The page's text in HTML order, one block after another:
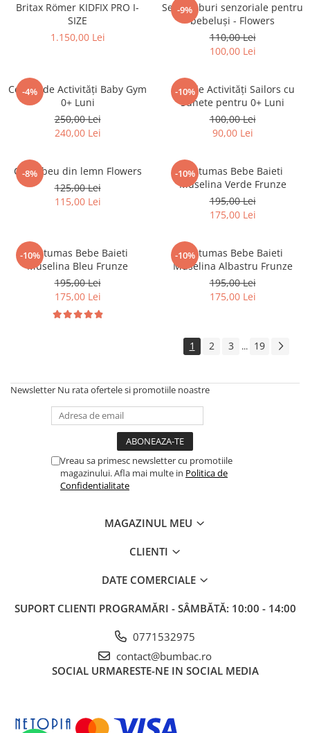
Britax Römer KIDFIX PRO I-
SIZE
1.150,00 Lei
-9%
Set 4 cuburi senzoriale pentru
bebeluși - Flowers
110,00 Lei
100,00 Lei
-4%
Centru de Activități Baby Gym
0+ Luni
250,00 Lei
240,00 Lei
-10%
Cub de Activități Sailors cu
Sunete pentru 0+ Luni
100,00 Lei
90,00 Lei
-8%
Curcubeu din lemn Flowers
125,00 Lei
115,00 Lei
-10%
Costumas Bebe Baieti
Muselina Verde Frunze
195,00 Lei
175,00 Lei
-10%
Costumas Bebe Baieti
Muselina Bleu Frunze
195,00 Lei
175,00 Lei
-10%
Costumas Bebe Baieti
Muselina Albastru Frunze
195,00 Lei
175,00 Lei
1 2 3 ... 19
Newsletter Nu rata ofertele si promotiile noastre
Vreau sa primesc newsletter cu promotiile
magazinului. Afla mai multe in Politica de
Confidentialitate
MAGAZINUL MEU
CLIENTI
DATE COMERCIALE
SUPORT CLIENTI PROGRAMĂRI - SÂMBĂTĂ: 10:00 - 14:00
0771532975
contact@bumbac.ro
SOCIAL URMARESTE-NE IN SOCIAL MEDIA